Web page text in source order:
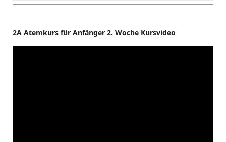
2A Atemkurs für Anfänger 2. Woche Kursvideo